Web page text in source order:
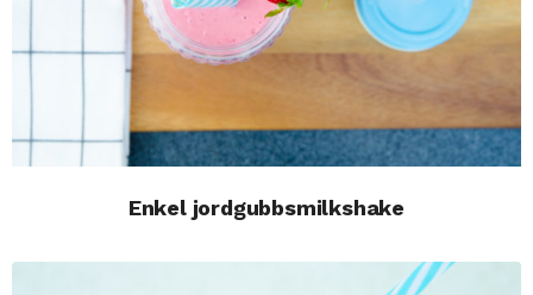
Enkel jordgubbsmilkshake